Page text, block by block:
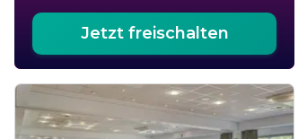
Jetzt freischalten